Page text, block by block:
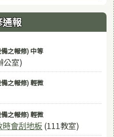
報
之報修) 中等
公室)
之報修) 輕微
之報修) 輕微
會刮地板 (111教室)